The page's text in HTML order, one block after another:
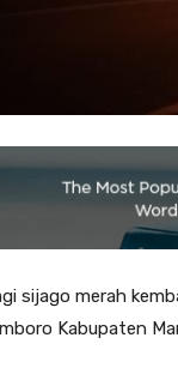
sijago merah
Kabupaten